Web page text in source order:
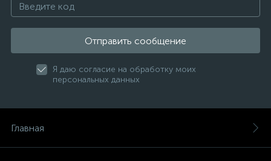
Отправить сообщение
Я даю согласие на обработку моих
персональных данных
Главная